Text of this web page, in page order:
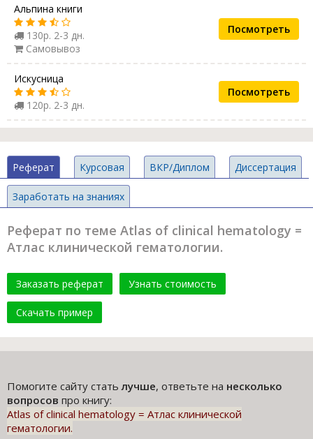
Альпина книги
130р. 2-3 дн.
Самовывоз
Посмотреть
Искусница
120р. 2-3 дн.
Посмотреть
Реферат Курсовая ВКР/Диплом Диссертация
Заработать на знаниях
Реферат по теме Atlas of clinical hematology =
Атлас клинической гематологии.
Заказать реферат Узнать стоимость
Скачать пример
Помогите сайту статьлучше, ответьте на несколько
вопросов про книгу:
Atlas of clinical hematology = Атлас клинической
гематологии.